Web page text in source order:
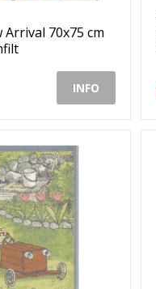
Arrival 70x75 cm
INFO